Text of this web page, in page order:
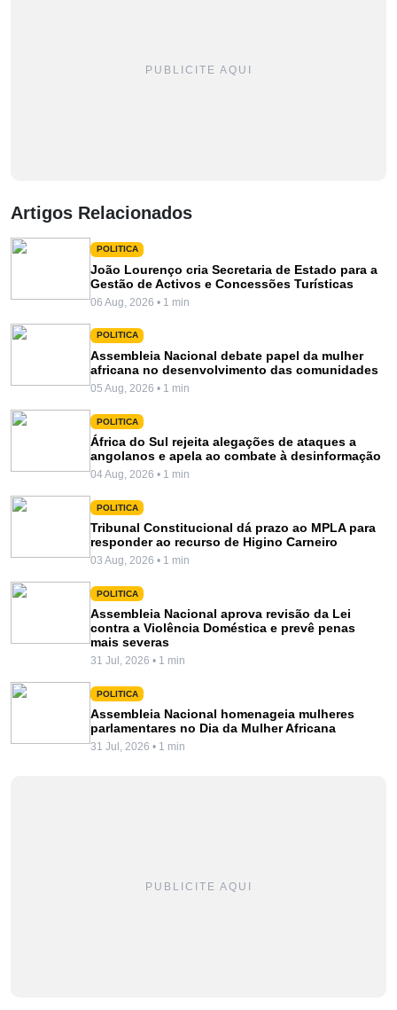
PUBLICITE AQUI
Artigos Relacionados
POLITICA
João Lourenço cria Secretaria de Estado para a
Gestão de Activos e Concessões Turísticas
06 Aug, 2026 • 1 min
POLITICA
Assembleia Nacional debate papel da mulher
africana no desenvolvimento das comunidades
05 Aug, 2026 • 1 min
POLITICA
África do Sul rejeita alegações de ataques a
angolanos e apela ao combate à desinformação
04 Aug, 2026 • 1 min
POLITICA
Tribunal Constitucional dá prazo ao MPLA para
responder ao recurso de Higino Carneiro
03 Aug, 2026 • 1 min
POLITICA
Assembleia Nacional aprova revisão da Lei
contra a Violência Doméstica e prevê penas
mais severas
31 Jul, 2026 • 1 min
POLITICA
Assembleia Nacional homenageia mulheres
parlamentares no Dia da Mulher Africana
31 Jul, 2026 • 1 min
PUBLICITE AQUI